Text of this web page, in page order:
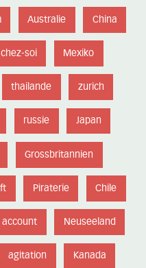
Australie China
chez-soi Mexiko
thailande zurich
russie Japan
Grossbritannien
Piraterie Chile
account Neuseeland
agitation Kanada